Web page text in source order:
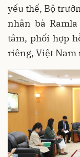
yếu thế, Bộ
nhân bà
tâm, phối hợp
riêng, Việt Nam